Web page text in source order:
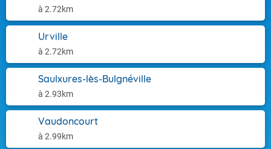
à 2.72km
Urville
à 2.72km
Saulxures-lès-Bulgnéville
à 2.93km
Vaudoncourt
à 2.99km